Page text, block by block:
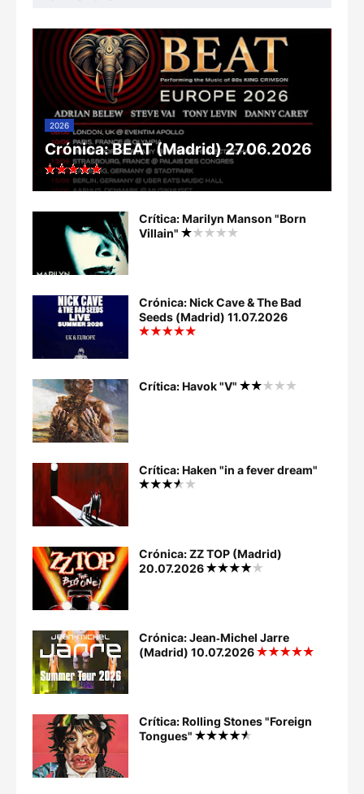
2026
Crónica: BEAT (Madrid) 27.06.2026
Crítica: Marilyn Manson "Born
Villain"
Crónica: Nick Cave & The Bad
Seeds (Madrid) 11.07.2026
Crítica: Havok "V"
Crítica: Haken "in a fever dream"
Crónica: ZZ TOP (Madrid)
20.07.2026
Crónica: Jean‐Michel Jarre
(Madrid) 10.07.2026
Crítica: Rolling Stones "Foreign
Tongues"